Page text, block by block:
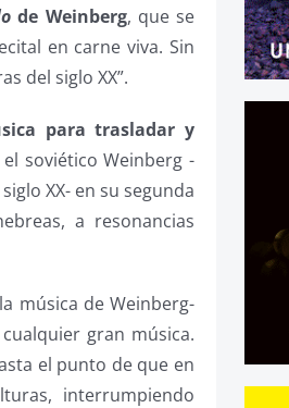
de Weinberg, que se
en carne viva. Sin
del siglo XX”.
para trasladar y
soviético Weinberg -
XX- en su segunda
a resonancias
música de Weinberg-
gran música.
el punto de que en
interrumpiendo